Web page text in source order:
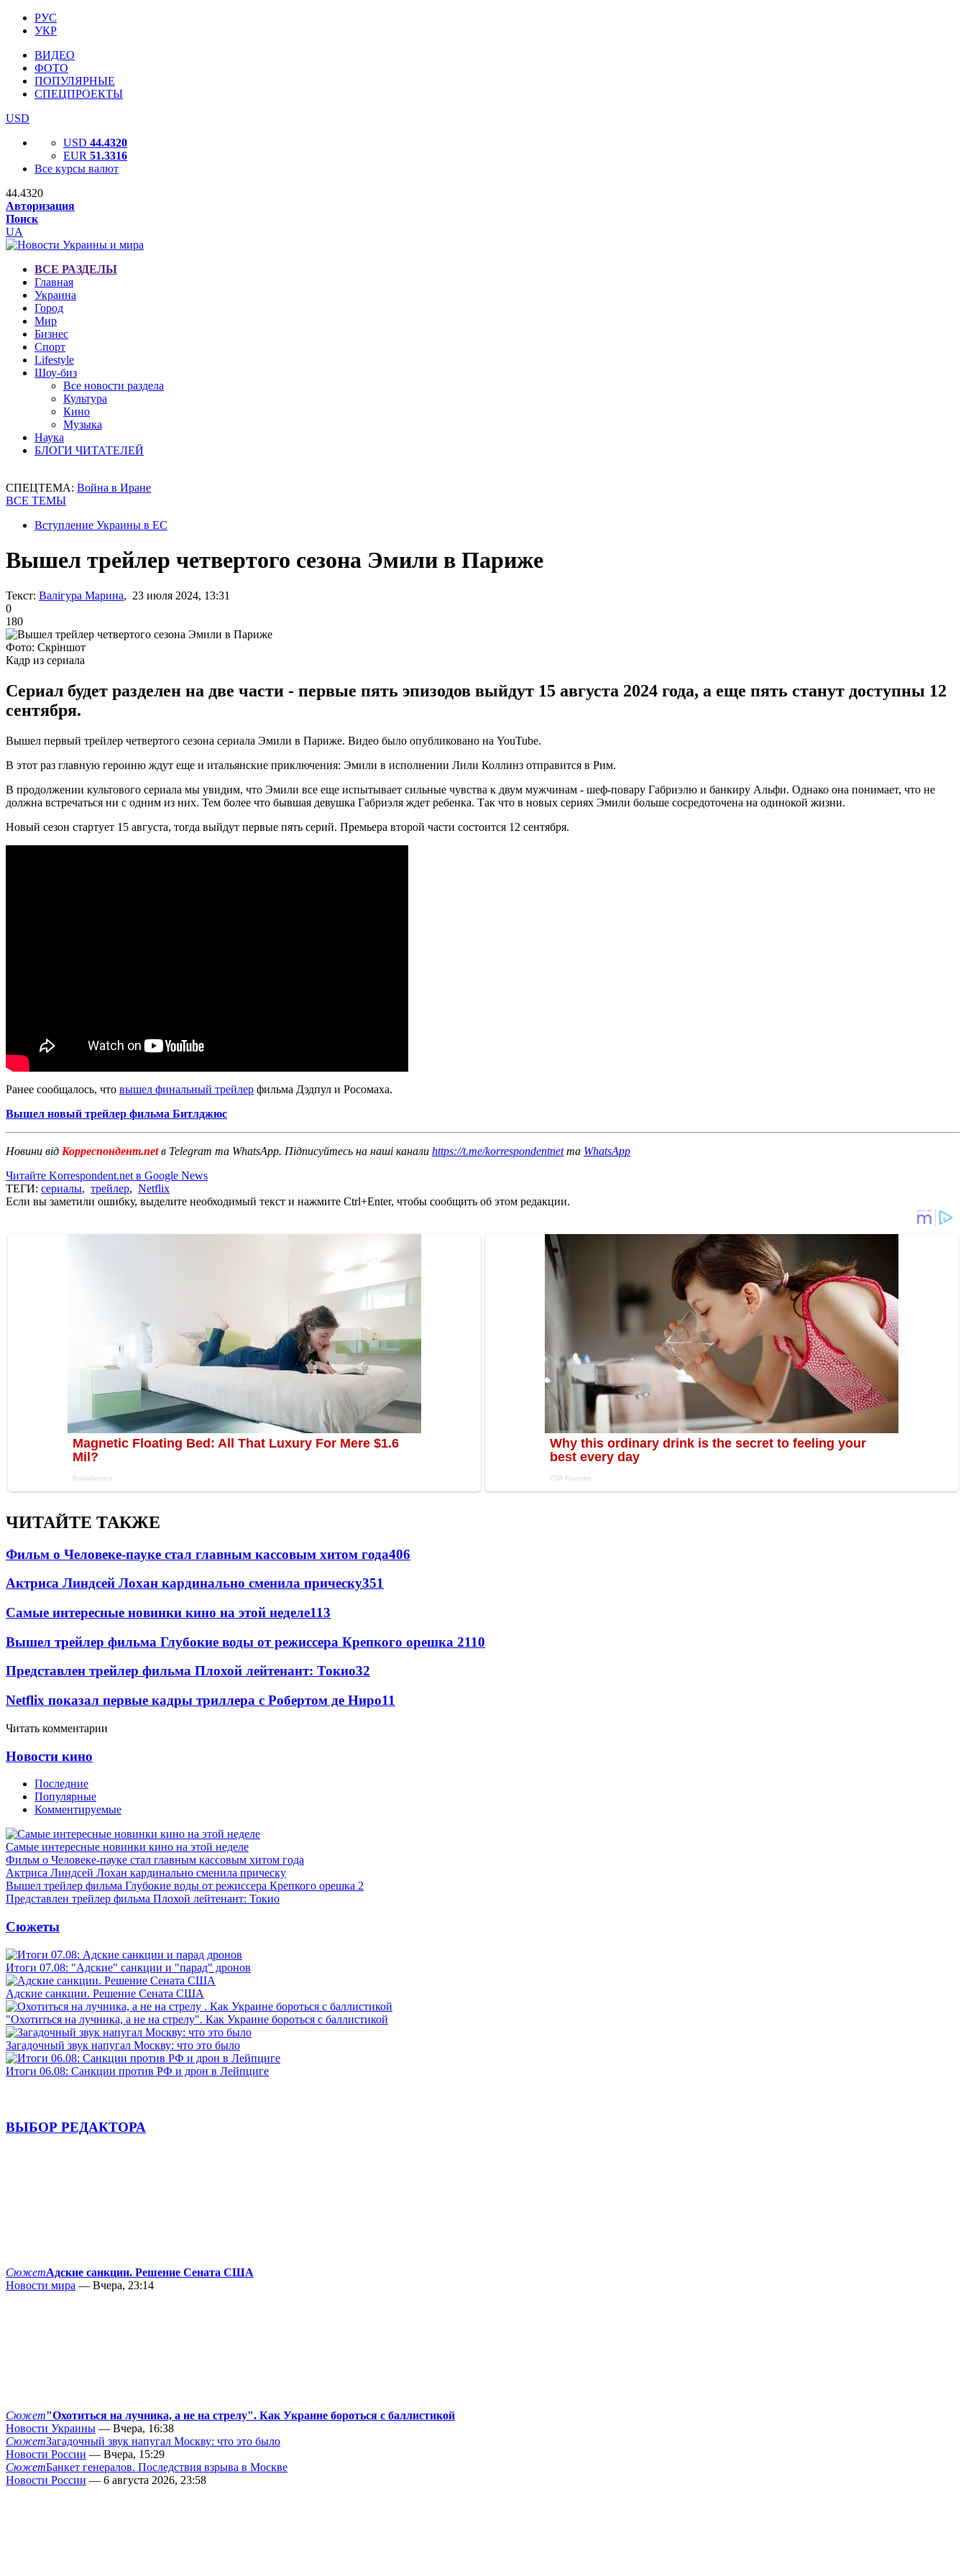
РУС
УКР
ВИДЕО
ФОТО
ПОПУЛЯРНЫЕ
СПЕЦПРОЕКТЫ
USD
USD 44.4320
EUR 51.3316
Все курсы валют
44.4320
Авторизация
Поиск
UA
ВСЕ РАЗДЕЛЫ
Главная
Украина
Город
Мир
Бизнес
Спорт
Lifestyle
Шоу-биз
Все новости раздела
Культура
Кино
Музыка
Наука
БЛОГИ ЧИТАТЕЛЕЙ
СПЕЦТЕМА: Война в Иране
ВСЕ ТЕМЫ
Вступление Украины в ЕС
Вышел трейлер четвертого сезона Эмили в Париже
Текст: Валігура Марина, 23 июля 2024, 13:31
0
180
Фото: Скріншот
Кадр из сериала
Сериал будет разделен на две части - первые пять эпизодов выйдут 15 августа 2024 года, а еще пять станут доступны 12
сентября.
Вышел первый трейлер четвертого сезона сериала Эмили в Париже. Видео было опубликовано на YouTube.
В этот раз главную героиню ждут еще и итальянские приключения: Эмили в исполнении Лили Коллинз отправится в Рим.
В продолжении культового сериала мы увидим, что Эмили все еще испытывает сильные чувства к двум мужчинам - шеф-повару Габриэлю и банкиру Альфи. Однако она понимает, что не
должна встречаться ни с одним из них. Тем более что бывшая девушка Габриэля ждет ребенка. Так что в новых сериях Эмили больше сосредоточена на одинокой жизни.
Новый сезон стартует 15 августа, тогда выйдут первые пять серий. Премьера второй части состоится 12 сентября.
Ранее сообщалось, что вышел финальный трейлер фильма Дэдпул и Росомаха.
Вышел новый трейлер фильма Битлджюс
Новини від Корреспондент.netв Telegram та WhatsApp. Підписуйтесь на наші канали https://t.me/korrespondentnetта WhatsApp
Читайте Korrespondent.net в Google News
ТЕГИ: сериалы, трейлер, Netflix
Если вы заметили ошибку, выделите необходимый текст и нажмите Ctrl+Enter, чтобы сообщить об этом редакции.
ЧИТАЙТЕ ТАКЖЕ
Фильм о Человеке-пауке стал главным кассовым хитом года406
Актриса Линдсей Лохан кардинально сменила прическу351
Самые интересные новинки кино на этой неделе113
Вышел трейлер фильма Глубокие воды от режиссера Крепкого орешка 2110
Представлен трейлер фильма Плохой лейтенант: Токио32
Netflix показал первые кадры триллера с Робертом де Ниро11
Читать комментарии
Новости кино
Последние
Популярные
Комментируемые
Самые интересные новинки кино на этой неделе
Фильм о Человеке-пауке стал главным кассовым хитом года
Актриса Линдсей Лохан кардинально сменила прическу
Вышел трейлер фильма Глубокие воды от режиссера Крепкого орешка 2
Представлен трейлер фильма Плохой лейтенант: Токио
Сюжеты
Итоги 07.08: "Адские" санкции и "парад" дронов
Адские санкции. Решение Сената США
"Охотиться на лучника, а не на стрелу". Как Украине бороться с баллистикой
Загадочный звук напугал Москву: что это было
Итоги 06.08: Санкции против РФ и дрон в Лейпциге
ВЫБОР РЕДАКТОРА
СюжетАдские санкции. Решение Сената США
Новости мира — Вчера, 23:14
Сюжет"Охотиться на лучника, а не на стрелу". Как Украине бороться с баллистикой
Новости Украины — Вчера, 16:38
СюжетЗагадочный звук напугал Москву: что это было
Новости России — Вчера, 15:29
СюжетБанкет генералов. Последствия взрыва в Москве
Новости России — 6 августа 2026, 23:58